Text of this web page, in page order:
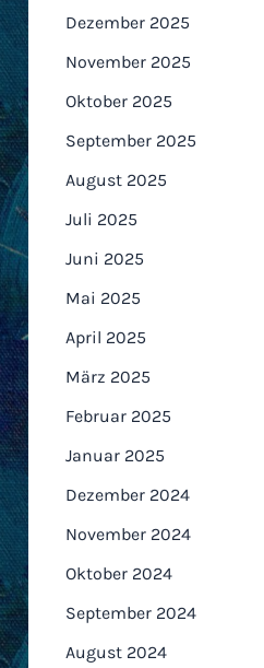
Dezember 2025
November 2025
Oktober 2025
September 2025
August 2025
Juli 2025
Juni 2025
Mai 2025
April 2025
März 2025
Februar 2025
Januar 2025
Dezember 2024
November 2024
Oktober 2024
September 2024
August 2024